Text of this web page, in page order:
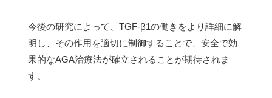
今後の研究によって、TGF-β1の働きをより詳細に解
明し、その作用を適切に制御することで、安全で効
果的なAGA治療法が確立されることが期待されま
す。